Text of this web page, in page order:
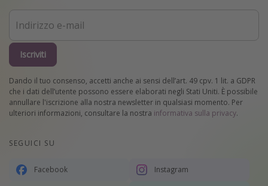
Iscriviti
Dando il tuo consenso, accetti anche ai sensi dell’art. 49 cpv. 1 lit. a GDPR
che i dati dell’utente possono essere elaborati negli Stati Uniti. È possibile
annullare l'iscrizione alla nostra newsletter in qualsiasi momento. Per
ulteriori informazioni, consultare la nostra informativa sulla privacy.
SEGUICI SU
Facebook Instagram